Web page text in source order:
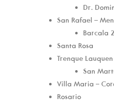
Dr.
San Rafael –
Barcala
Santa Rosa
Trenque Lauquen
San
Villa Maria –
Rosario